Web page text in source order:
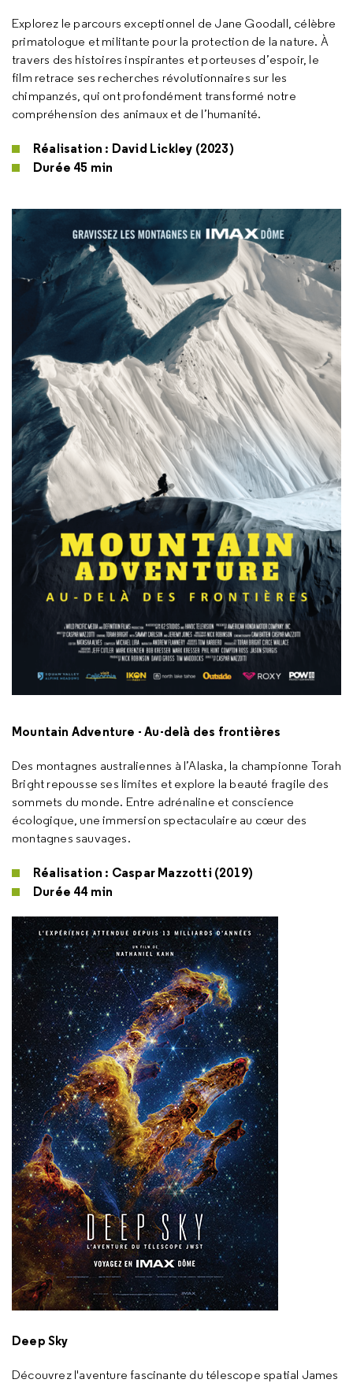
Explorez le parcours exceptionnel de Jane Goodall, célèbre
primatologue et militante pour la protection de la nature. À
travers des histoires inspirantes et porteuses d’espoir, le
film retrace ses recherches révolutionnaires sur les
chimpanzés, qui ont profondément transformé notre
compréhension des animaux et de l’humanité.
Réalisation : David Lickley (2023)
Durée 45 min
Mountain Adventure - Au-delà des frontières
Des montagnes australiennes à l’Alaska, la championne Torah
Bright repousse ses limites et explore la beauté fragile des
sommets du monde. Entre adrénaline et conscience
écologique, une immersion spectaculaire au cœur des
montagnes sauvages.
Réalisation : Caspar Mazzotti (2019)
Durée 44 min
Deep Sky
Découvrez l'aventure fascinante du télescope spatial James